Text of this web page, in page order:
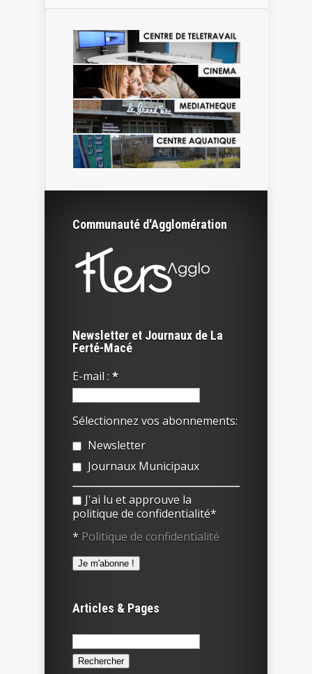
Communauté d'Agglomération
Newsletter et Journaux de La
Ferté-Macé
E-mail : *
Sélectionnez vos abonnements:
Newsletter
Journaux Municipaux
J'ai lu et approuve la
politique de confidentialité*
* Politique de confidentialité
Articles & Pages
Rechercher :